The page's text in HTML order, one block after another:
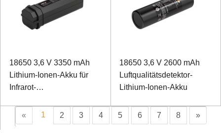
18650 3,6 V 3350 mAh
Lithium-Ionen-Akku für
Infrarot-
18650 3,6 V 2600 mAh
Luftqualitätsdetektor-
Lithium-Ionen-Akku
« 1 2 3 4 5 6 7 8 »